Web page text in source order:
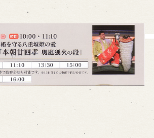
わせ
問
メールでお問い合わせ
い合わせ
メールフォームから予約